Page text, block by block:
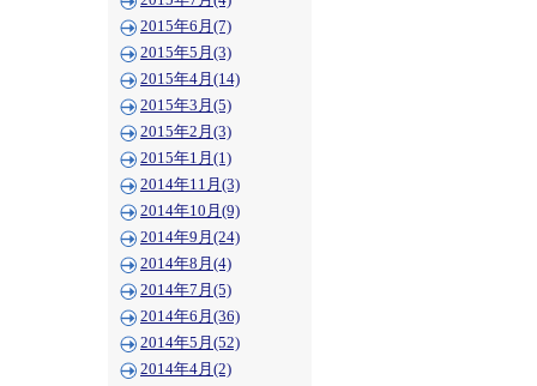
2015年6月(7)
2015年5月(3)
2015年4月(14)
2015年3月(5)
2015年2月(3)
2015年1月(1)
2014年11月(3)
2014年10月(9)
2014年9月(24)
2014年8月(4)
2014年7月(5)
2014年6月(36)
2014年5月(52)
2014年4月(2)